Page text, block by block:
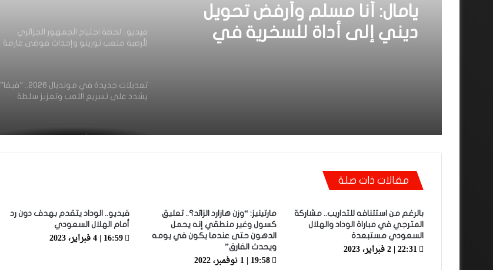
يامال: أنا مسلم وأرفض تحويل
ديني إلى أداة للسخرية في
فيديو.. لحظة اجتياح الجمهور الجزائري
لأرضية ملعب تورينو وإحداث فوضى عارمة
تعديلات جديدة في مونديال 2026.. “فيفا”
يشدد على تسريع اللعب وتعزيز سلطة
خاصهم غير التجربة
فيديو.. طفل من الشيلي يصرخ من الفرح
مقالات ذات صلة
بالرغم من استئنافه للتداريب.. مشاركة
المترجي في مباراة الوداد والهلال
السعودي مستبعدة
22:31 | 2 فبراير، 2023
مارتينيز: “وزن هازارد الزائد؟.. تعليق
كسول وغير منطقي إنه يحمل
الدهون حتى عندما يكون في يومه
ويحدث الفارق”
19:58 | 1 نوفمبر، 2022
فيديو.. الوداد يتقدم بهدف دون رد
أمام الهلال السعودي
16:59 | 4 فبراير، 2023